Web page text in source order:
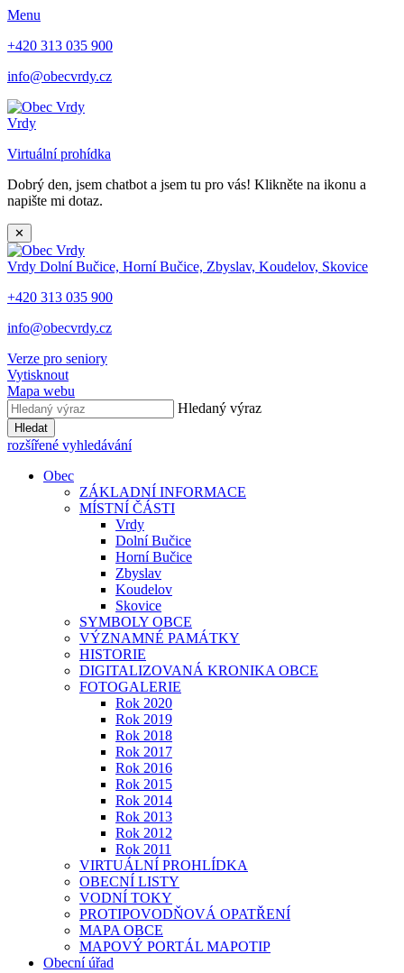
Menu
+420 313 035 900
info@obecvrdy.cz
Vrdy
Virtuální prohídka
Dobrý den, jsem chatbot a jsem tu pro vás! Klikněte na ikonu a
napište mi dotaz.
✕
Vrdy Dolní Bučice, Horní Bučice, Zbyslav, Koudelov, Skovice
+420 313 035 900
info@obecvrdy.cz
Verze pro seniory
Vytisknout
Mapa webu
Hledaný výraz
Hledat
rozšířené vyhledávání
Obec
ZÁKLADNÍ INFORMACE
MÍSTNÍ ČÁSTI
Vrdy
Dolní Bučice
Horní Bučice
Zbyslav
Koudelov
Skovice
SYMBOLY OBCE
VÝZNAMNÉ PAMÁTKY
HISTORIE
DIGITALIZOVANÁ KRONIKA OBCE
FOTOGALERIE
Rok 2020
Rok 2019
Rok 2018
Rok 2017
Rok 2016
Rok 2015
Rok 2014
Rok 2013
Rok 2012
Rok 2011
VIRTUÁLNÍ PROHLÍDKA
OBECNÍ LISTY
VODNÍ TOKY
PROTIPOVODŇOVÁ OPATŘENÍ
MAPA OBCE
MAPOVÝ PORTÁL MAPOTIP
Obecní úřad